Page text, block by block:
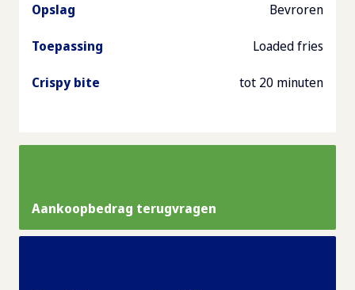
Opslag Bevroren
Toepassing Loaded fries
Crispy bite tot 20 minuten
Aankoopbedrag terugvragen